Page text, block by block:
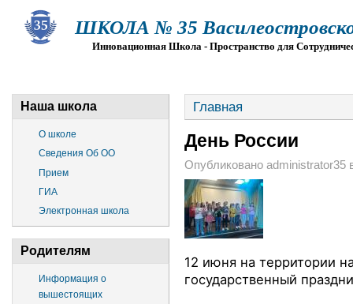
ШКОЛА № 35
Инновационная Школа - Пространство для
Наша школа
О школе
Сведения Об ОО
Прием
ГИА
Электронная школа
Родителям
Информация о
вышестоящих
Главная
День России
Опубликовано administrator35
12 июня на территории
государственный